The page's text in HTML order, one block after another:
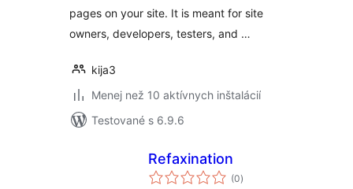
pages on your site. It is meant for site
owners, developers, testers, and …
kija3
Menej než 10 aktívnych inštalácií
Testované s 6.9.6
Refaxination
(0celkové
hodnotenie
)